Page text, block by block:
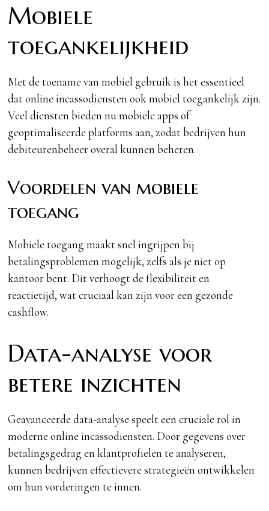
Mobiele
toegankelijkheid
Met de toename van mobiel gebruik is het essentieel
dat online incassodiensten ook mobiel toegankelijk zijn.
Veel diensten bieden nu mobiele apps of
geoptimaliseerde platforms aan, zodat bedrijven hun
debiteurenbeheer overal kunnen beheren.
Voordelen van mobiele
toegang
Mobiele toegang maakt snel ingrijpen bij
betalingsproblemen mogelijk, zelfs als je niet op
kantoor bent. Dit verhoogt de flexibiliteit en
reactietijd, wat cruciaal kan zijn voor een gezonde
cashflow.
Data-analyse voor
betere inzichten
Geavanceerde data-analyse speelt een cruciale rol in
moderne online incassodiensten. Door gegevens over
betalingsgedrag en klantprofielen te analyseren,
kunnen bedrijven effectievere strategieën ontwikkelen
om hun vorderingen te innen.